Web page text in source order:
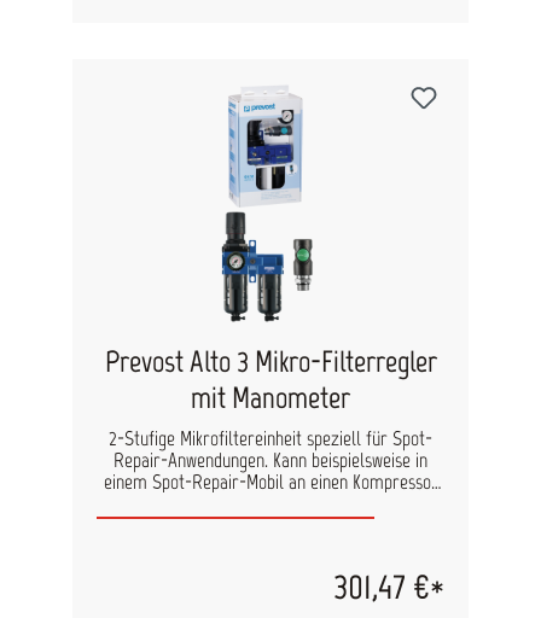
Prevost Alto 3 Mikro-Filterregler
mit Manometer
2-Stufige Mikrofiltereinheit speziell für Spot-
Repair-Anwendungen. Kann beispielsweise in
einem Spot-Repair-Mobil an einen Kompressor
Manometer 0-10 bar mit Glasskala Inhalt: 1 Set
301,47 €*